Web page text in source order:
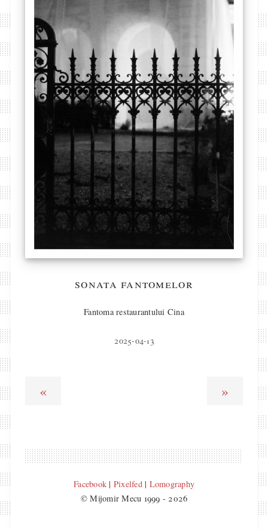
sonata fantomelor
Fantoma restaurantului Cina
2025-04-13
« »
Facebook | Pixelfed| Lomography
© Mijomir Mecu 1999 - 2026